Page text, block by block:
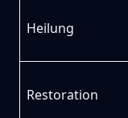
Heilung
Restoration